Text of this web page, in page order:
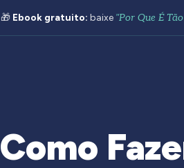
🎁 Ebook gratuito: baixe "Por Que É
Como